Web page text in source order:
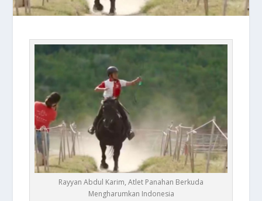
Rayyan Abdul Karim, Atlet Panahan Berkuda
Mengharumkan Indonesia